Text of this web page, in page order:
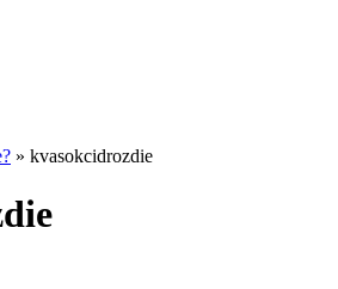
» kvasokcidrozdie